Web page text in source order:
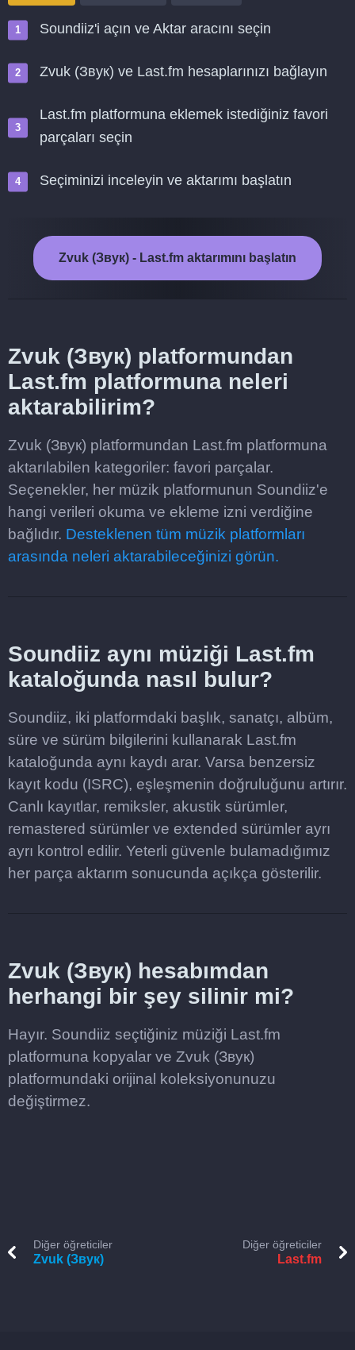
Soundiiz'i açın ve Aktar aracını seçin
Zvuk (Звук) ve Last.fm hesaplarınızı bağlayın
Last.fm platformuna eklemek istediğiniz favori
parçaları seçin
Seçiminizi inceleyin ve aktarımı başlatın
Zvuk (Звук) - Last.fm aktarımını başlatın
Zvuk (Звук) platformundan
Last.fm platformuna neleri
aktarabilirim?
Zvuk (Звук) platformundan Last.fm platformuna
aktarılabilen kategoriler: favori parçalar.
Seçenekler, her müzik platformunun Soundiiz'e
hangi verileri okuma ve ekleme izni verdiğine
bağlıdır. Desteklenen tüm müzik platformları
arasında neleri aktarabileceğinizi görün.
Soundiiz aynı müziği Last.fm
kataloğunda nasıl bulur?
Soundiiz, iki platformdaki başlık, sanatçı, albüm,
süre ve sürüm bilgilerini kullanarak Last.fm
kataloğunda aynı kaydı arar. Varsa benzersiz
kayıt kodu (ISRC), eşleşmenin doğruluğunu artırır.
Canlı kayıtlar, remiksler, akustik sürümler,
remastered sürümler ve extended sürümler ayrı
ayrı kontrol edilir. Yeterli güvenle bulamadığımız
her parça aktarım sonucunda açıkça gösterilir.
Zvuk (Звук) hesabımdan
herhangi bir şey silinir mi?
Hayır. Soundiiz seçtiğiniz müziği Last.fm
platformuna kopyalar ve Zvuk (Звук)
platformundaki orijinal koleksiyonunuzu
değiştirmez.
Diğer öğreticiler
Zvuk (Звук)
Diğer öğreticiler
Last.fm